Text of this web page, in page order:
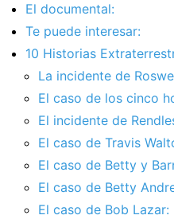
El documental:
Te puede interesar:
10 Historias
La incidente de
El caso de los cinco
El incidente de
El caso de Travis
El caso de Betty y
El caso de Betty
El caso de Bob Lazar: